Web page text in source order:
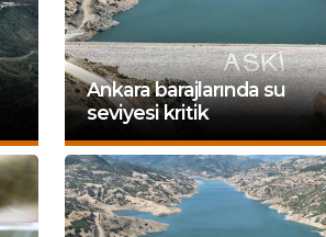
Ankara barajlarında su
seviyesi kritik